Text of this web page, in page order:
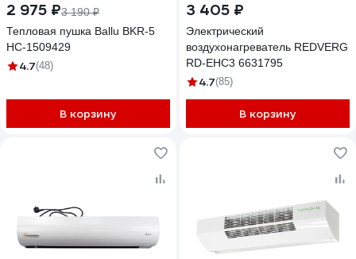
2 975 ₽3 190 ₽
Тепловая пушка Ballu BKR-5
НС-1509429
4.7(48)
В корзину
3 405 ₽
Электрический
воздухонагреватель REDVERG
RD-EHC3 6631795
4.7(85)
В корзину